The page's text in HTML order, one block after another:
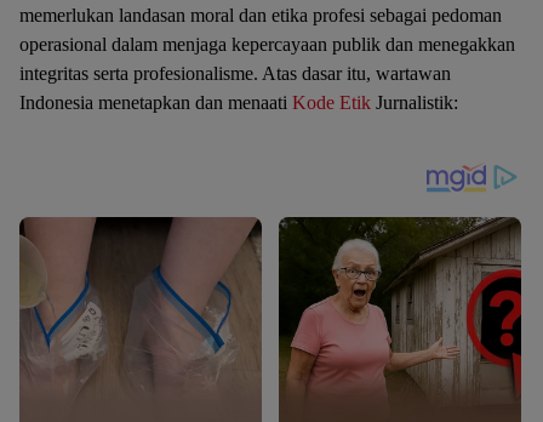
memerlukan landasan moral dan etika profesi sebagai pedoman
operasional dalam menjaga kepercayaan publik dan menegakkan
integritas serta profesionalisme. Atas dasar itu, wartawan
Indonesia menetapkan dan menaati Kode Etik Jurnalistik: